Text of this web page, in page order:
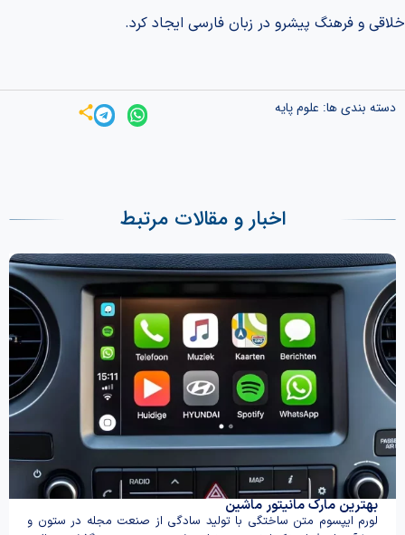
خلاقی و فرهنگ پیشرو در زبان فارسی ایجاد کرد.
دسته بندی ها: علوم پایه
اخبار و مقالات مرتبط
بهترین مارک مانیتور ماشین
لورم ایپسوم متن ساختگی با تولید سادگی از صنعت مجله در ستون و